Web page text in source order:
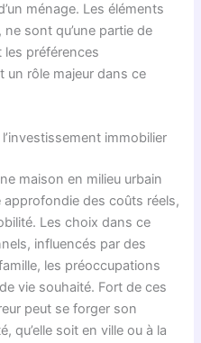
ménage. Les éléments
sont qu’une partie de
les préférences
un rôle majeur dans ce
immobilier
maison en milieu urbain
approfondie des coûts réels,
Les choix dans ce
influencés par des
les préoccupations
vie souhaité. Fort de ces
peut se forger son
qu’elle soit en ville ou à la